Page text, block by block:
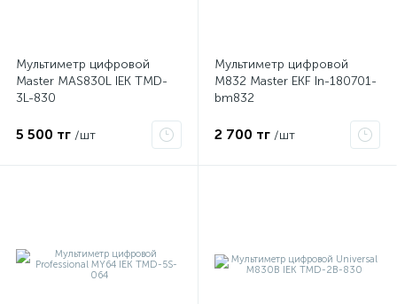
Мультиметр цифровой
Master MAS830L IEK TMD-
3L-830
5 500 тг /шт
Мультиметр цифровой
M832 Master EKF In-180701-
bm832
2 700 тг /шт